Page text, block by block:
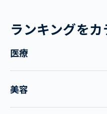
ランキングを
医療
美容